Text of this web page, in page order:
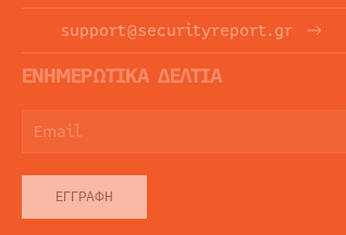
support@securityreport.gr
ΕΝΗΜΕΡΩΤΙΚΑ ΔΕΛΤΙΑ
ΕΓΓΡΑΦΉ